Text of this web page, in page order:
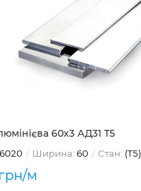
60х3 АД31 Т5
6020 Ширина: 60 Стан: (Т5)
м